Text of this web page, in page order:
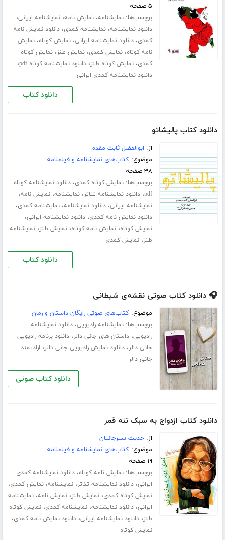
۵ صفحه
برچسب‌ها:نمایشنامه،نمایش نامه،نمایشنامه ایرانی،
دانلود نمایشنامه،نمایشنامه کمدی،دانلود نمایش نامه
کمدی،دانلود نمایشنامه ایرانی،نمایش کوتاه،نمایش
نامه کوتاه،نمایش کمدی،نمایش طنز،نمایش کوتاه
کمدی،نمایش کوتاه طنز،دانلود نمایشنامه کوتاه pdf ،
دانلود نمایشنامه کمدی ایرانی
دانلود کتاب
دانلود کتاب پالیشاتو
از: ابوالفضل ثابت مقدم
موضوع:کتاب‌های نمایشنامه و فیلمنامه
۳۸ صفحه
برچسب‌ها:نمایش کوتاه کمدی،دانلود نمایشنامه کوتاه
pdf،دانلود نمایشنامه تئاتر،نمایشنامه،نمایش نامه،
نمایشنامه ایرانی،دانلود نمایشنامه،نمایشنامه کمدی،
دانلود نمایش نامه کمدی،دانلود نمایشنامه ایرانی،
نمایش کوتاه،نمایش نامه کوتاه،نمایش طنز،نمایشنامه
طنز،نمایش کمدی
دانلود کتاب
🎧 دانلود کتاب صوتی نقشه‌ی شیطانی
موضوع:کتاب‌های صوتی رایگان داستان و رمان
برچسب‌ها:نمایشنامه رادیویی،دانلود نمایشنامه
رادیویی،داستان های جانی دالر،دانلود برنامه رادیویی
جانی دالر،دانلود نمایش رادیویی جانی دالر، ارادتمند
جانی دالر
دانلود کتاب صوتی
دانلود کتاب ازدواج به سبک ننه قمر
از:حدیث سیرجانیان
موضوع:کتاب‌های نمایشنامه و فیلمنامه
۱۹ صفحه
برچسب‌ها:نمایش نامه کوتاه،دانلود نمایشنامه کمدی
ایرانی،دانلود نمایشنامه تئاتر،نمایشنامه،نمایش کمدی،
نمایش کوتاه کمدی،نمایش طنز،نمایش نامه،نمایشنامه
ایرانی،دانلود نمایشنامه،نمایشنامه کمدی،نمایش کوتاه
طنز،دانلود نمایشنامه ایرانی،دانلود نمایش نامه کمدی،
نمایش کوتاه